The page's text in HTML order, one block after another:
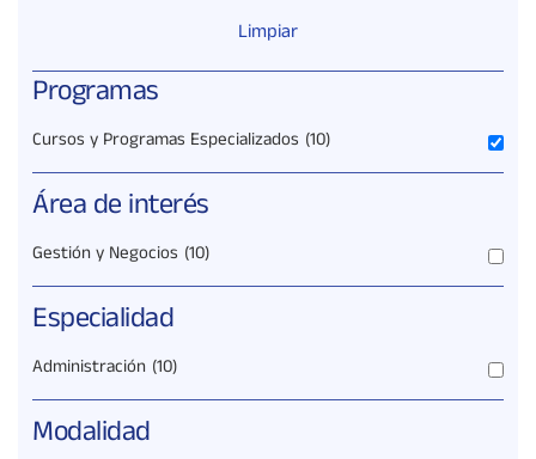
Limpiar
Programas
Cursos y Programas Especializados (10)
Área de interés
Gestión y Negocios (10)
Especialidad
Administración (10)
Modalidad